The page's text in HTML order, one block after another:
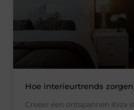
Hoe interieurtrends
Creëer een ontspannen ibiza